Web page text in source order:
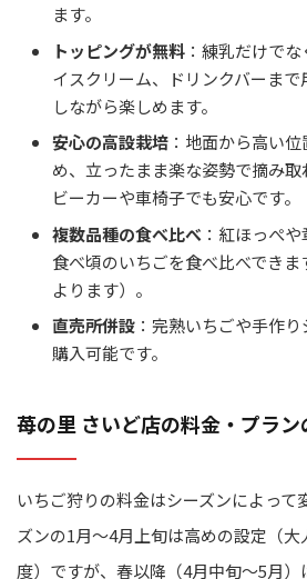
ます。
トッピングが無料 ：練乳だけで
イスクリーム、ドリンクバーま
しながら楽しめます。
安心の高設栽培 ：地面から高い
め、立ったまま楽な姿勢で摘み
ビーカーや車椅子でも安心です。
複数品種の食べ比べ ：紅ほっぺ
食べ頃のいちごを食べ比べでき
よります）。
直売所併設 ：完熟いちごや手作
購入可能です。
苺の里 さいど店の料金・プラン
いちご狩りの料金はシーズンによって
ズンの1月～4月上旬は高めの設定（
度）ですが、春以降（4月中旬～5月